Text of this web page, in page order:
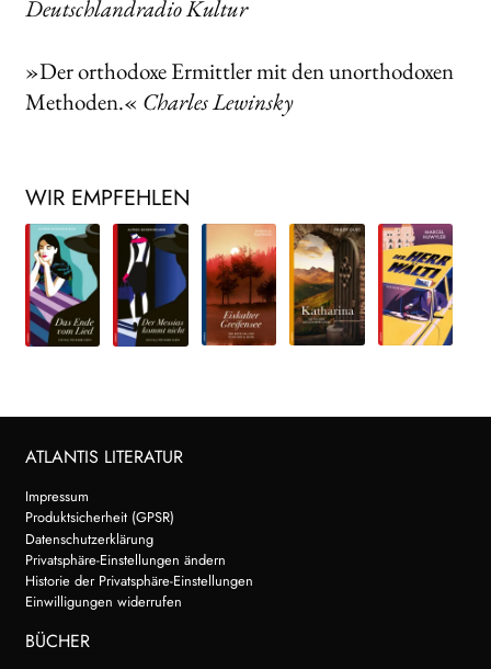
Deutschlandradio Kultur
»Der orthodoxe Ermittler mit den unorthodoxen
Methoden.« Charles Lewinsky
WIR EMPFEHLEN
ATLANTIS LITERATUR
Impressum
Produktsicherheit (GPSR)
Datenschutzerklärung
Privatsphäre-Einstellungen ändern
Historie der Privatsphäre-Einstellungen
Einwilligungen widerrufen
BÜCHER